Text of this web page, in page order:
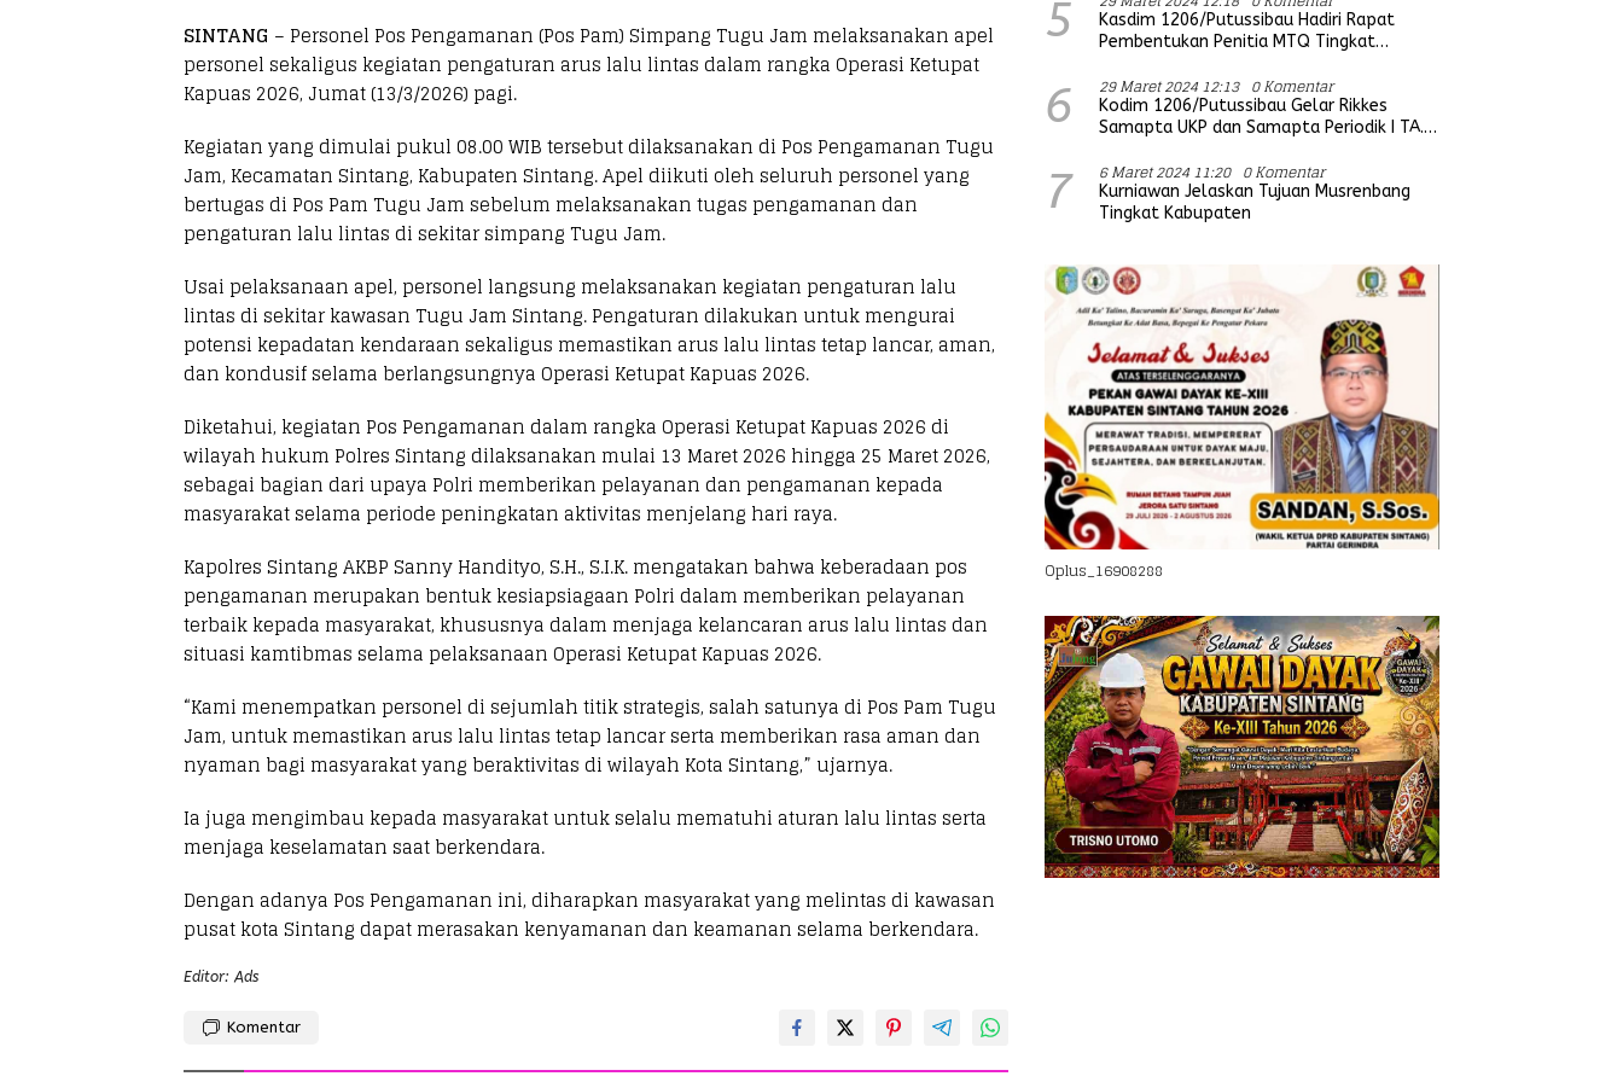
SINTANG – Personel Pos Pengamanan (Pos Pam) Simpang Tugu Jam melaksanakan apel
personel sekaligus kegiatan pengaturan arus lalu lintas dalam rangka Operasi Ketupat
Kapuas 2026, Jumat (13/3/2026) pagi.
Kegiatan yang dimulai pukul 08.00 WIB tersebut dilaksanakan di Pos Pengamanan Tugu
Jam, Kecamatan Sintang, Kabupaten Sintang. Apel diikuti oleh seluruh personel yang
bertugas di Pos Pam Tugu Jam sebelum melaksanakan tugas pengamanan dan
pengaturan lalu lintas di sekitar simpang Tugu Jam.
Usai pelaksanaan apel, personel langsung melaksanakan kegiatan pengaturan lalu
lintas di sekitar kawasan Tugu Jam Sintang. Pengaturan dilakukan untuk mengurai
potensi kepadatan kendaraan sekaligus memastikan arus lalu lintas tetap lancar, aman,
dan kondusif selama berlangsungnya Operasi Ketupat Kapuas 2026.
Diketahui, kegiatan Pos Pengamanan dalam rangka Operasi Ketupat Kapuas 2026 di
wilayah hukum Polres Sintang dilaksanakan mulai 13 Maret 2026 hingga 25 Maret 2026,
sebagai bagian dari upaya Polri memberikan pelayanan dan pengamanan kepada
masyarakat selama periode peningkatan aktivitas menjelang hari raya.
Kapolres Sintang AKBP Sanny Handityo, S.H., S.I.K. mengatakan bahwa keberadaan pos
pengamanan merupakan bentuk kesiapsiagaan Polri dalam memberikan pelayanan
terbaik kepada masyarakat, khususnya dalam menjaga kelancaran arus lalu lintas dan
situasi kamtibmas selama pelaksanaan Operasi Ketupat Kapuas 2026.
“Kami menempatkan personel di sejumlah titik strategis, salah satunya di Pos Pam Tugu
Jam, untuk memastikan arus lalu lintas tetap lancar serta memberikan rasa aman dan
nyaman bagi masyarakat yang beraktivitas di wilayah Kota Sintang,” ujarnya.
Ia juga mengimbau kepada masyarakat untuk selalu mematuhi aturan lalu lintas serta
menjaga keselamatan saat berkendara.
Dengan adanya Pos Pengamanan ini, diharapkan masyarakat yang melintas di kawasan
pusat kota Sintang dapat merasakan kenyamanan dan keamanan selama berkendara.
Editor: Ads
Komentar
5
Kasdim 1206/Putussibau Hadiri Rapat
Pembentukan Penitia MTQ Tingkat
6 29 Maret 2024 12:13 0 Komentar
Kodim 1206/Putussibau Gelar Rikkes
Samapta UKP dan Samapta Periodik I TA.
7 6 Maret 2024 11:20 0 Komentar
Kurniawan Jelaskan Tujuan Musrenbang
Tingkat Kabupaten
Oplus_16908288